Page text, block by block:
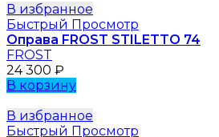
В избранное
Быстрый Просмотр
Оправа FROST STILETTO 74
FROST
24 300 ₽
В корзину
В избранное
Быстрый Просмотр